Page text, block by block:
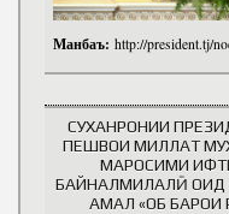
Манбаъ: http://president.tj/
СУХАНРОНИИ
ПЕШВОИ МИЛЛАТ
МАРОСИМИ
БАЙНАЛМИЛАЛӢ ОИД
АМАЛ «ОБ БАРОИ